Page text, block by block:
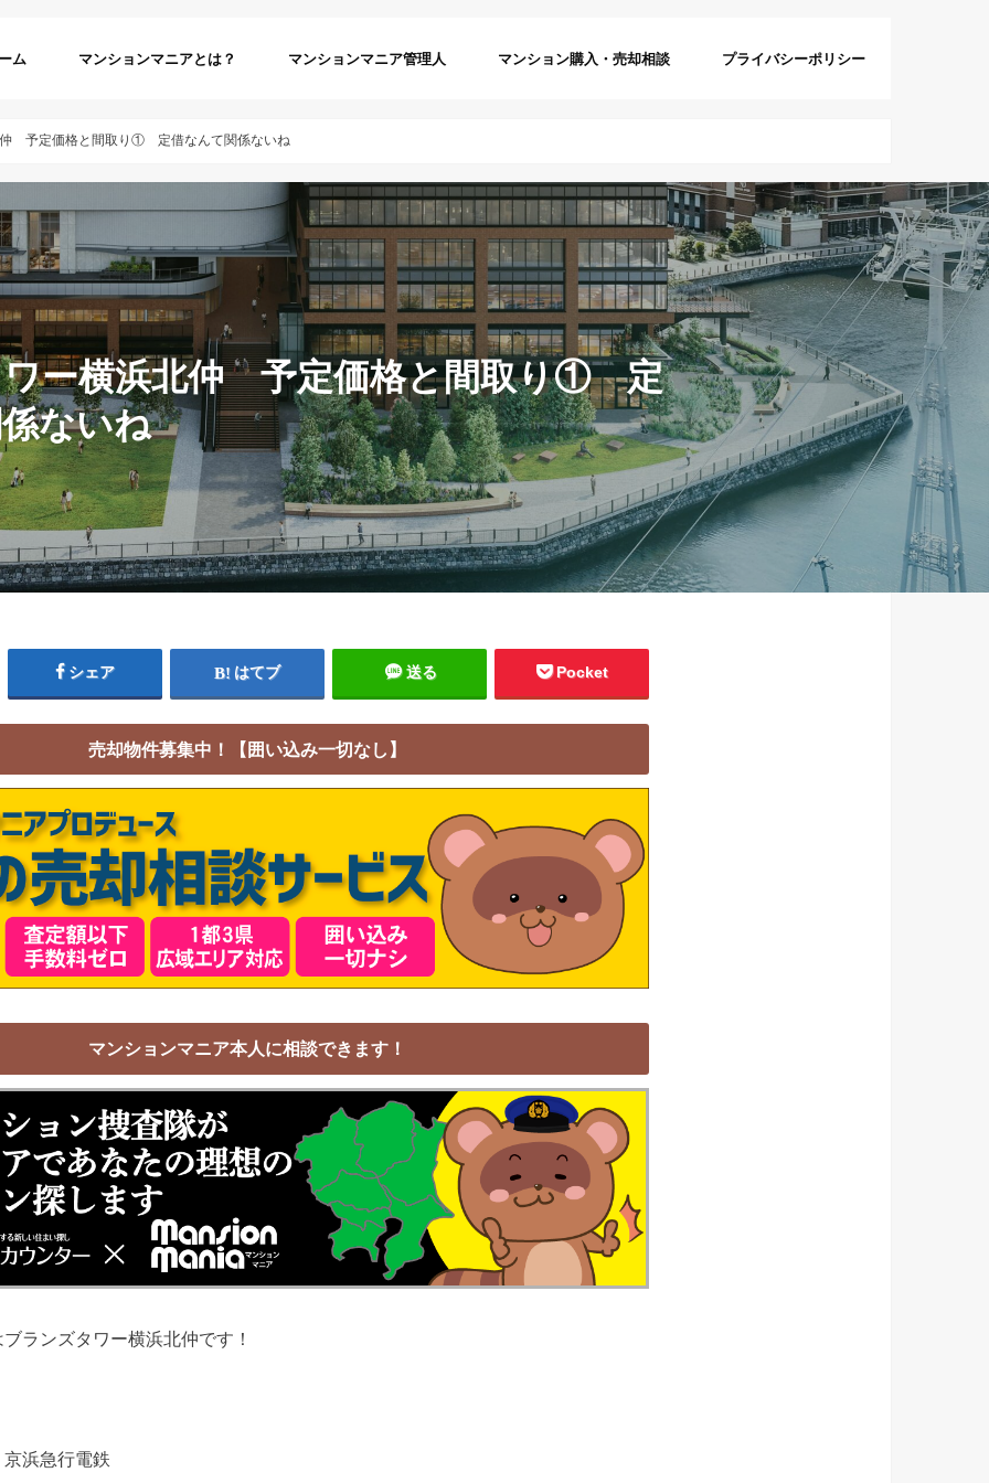
ム マンションマニアとは？ マンションマニア管理人 マンション購入・売却相談 プライバシーポリシー
仲 予定価格と間取り① 定借なんて関係ないね
ワー横浜北仲 予定価格と間取り① 定
ないね
シェア はてブ 送る Pocket
売却物件募集中！【囲い込み一切なし】
マンションマニア本人に相談できます！
ランズタワー横浜北仲です！
浜急行電鉄